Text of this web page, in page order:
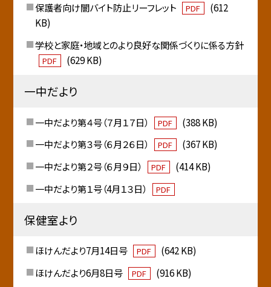
保護者向け闇バイト防止リーフレット
PDF
(612
KB)
学校と家庭・地域とのより良好な関係づくりに係る方針
PDF (629 KB)
一中だより
一中だより第４号（７月１７日） PDF
(388 KB)
一中だより第３号（６月２６日）
PDF
(367 KB)
一中だより第２号（６月９日）
PDF
(414 KB)
一中だより第１号（4月１３日）
PDF
保健室より
ほけんだより7月14日号 PDF
(642 KB)
ほけんだより6月8日号
PDF
(916 KB)